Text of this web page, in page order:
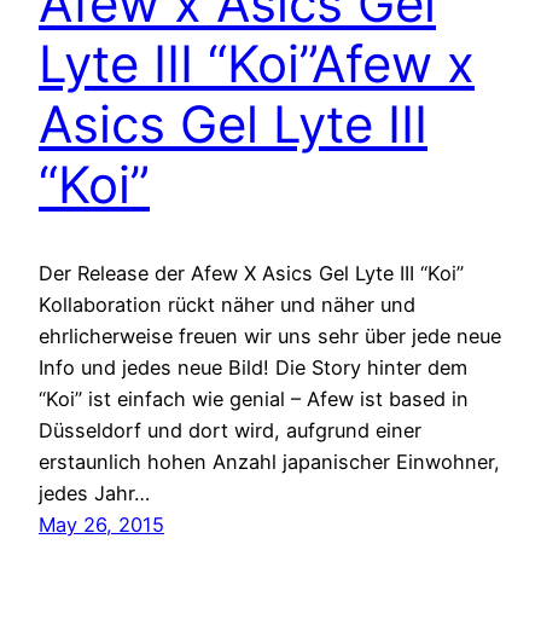
Lyte III “Koi”Afew x
Asics Gel Lyte III
“Koi”
Der Release der Afew X Asics Gel Lyte III “Koi”
Kollaboration rückt näher und näher und
ehrlicherweise freuen wir uns sehr über jede neue
Info und jedes neue Bild! Die Story hinter dem
“Koi” ist einfach wie genial – Afew ist based in
Düsseldorf und dort wird, aufgrund einer
erstaunlich hohen Anzahl japanischer Einwohner,
jedes Jahr…
May 26, 2015